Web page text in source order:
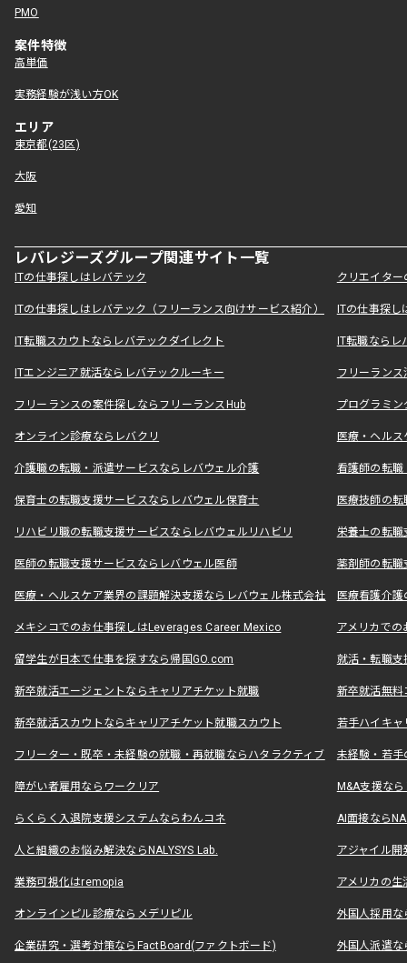
PMO
案件特徴
高単価
実務経験が浅い方OK
エリア
東京都(23区)
大阪
愛知
レバレジーズグループ関連サイト一覧
ITの仕事探しはレバテック クリエイタ
ITの仕事探しはレバテック（フリーランス向けサービス紹介） ITの仕事探
IT転職スカウトならレバテックダイレクト IT転職なら
ITエンジニア就活ならレバテックルーキー フリーラン
フリーランスの案件探しならフリーランスHub プログラミ
オンライン診療ならレバクリ 医療・ヘル
介護職の転職・派遣サービスならレバウェル介護 看護師の転
保育士の転職支援サービスならレバウェル保育士 医療技師の
リハビリ職の転職支援サービスならレバウェルリハビリ 栄養士の転
医師の転職支援サービスならレバウェル医師 薬剤師の転
医療・ヘルスケア業界の課題解決支援ならレバウェル株式会社 医療看護介
メキシコでのお仕事探しはLeverages Career Mexico アメリカで
留学生が日本で仕事を探すなら帰国GO.com 就活・転職
新卒就活エージェントならキャリアチケット就職 新卒就活無料
新卒就活スカウトならキャリアチケット就職スカウト 若手ハイキ
フリーター・既卒・未経験の就職・再就職ならハタラクティブ 未経験・若手
障がい者雇用ならワークリア M&A支援な
らくらく入退院支援システムならわんコネ AI面接なら
人と組織のお悩み解決ならNALYSYS Lab. アジャイル
業務可視化はremopia アメリカの
オンラインピル診療ならメデリピル 外国人採用
企業研究・選考対策ならFactBoard(ファクトボード) 外国人派遣な